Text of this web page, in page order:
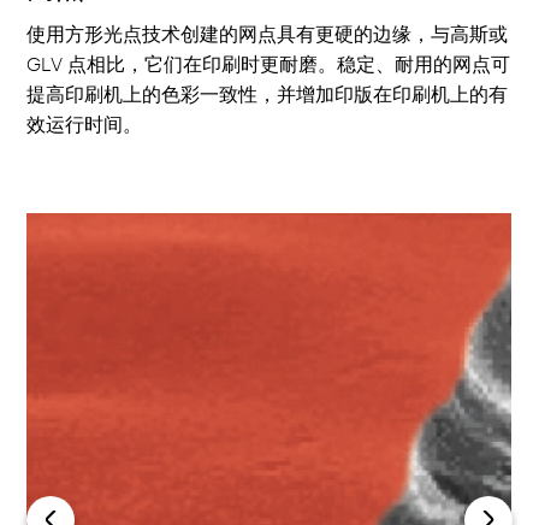
使用方形光点技术创建的网点具有更硬的边缘，与高斯或
GLV 点相比，它们在印刷时更耐磨。稳定、耐用的网点可
提高印刷机上的色彩一致性，并增加印版在印刷机上的有
效运行时间。